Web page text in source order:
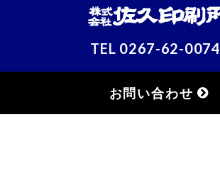
TEL 0267-62-0074
お問い合わせ